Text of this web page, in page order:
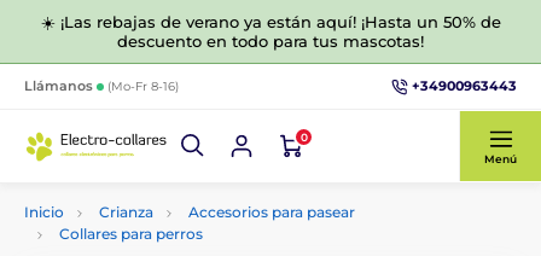
☀️ ¡Las rebajas de verano ya están aquí! ¡Hasta un 50% de
descuento en todo para tus mascotas!
Llámanos (Mo-Fr 8-16) +34900963443
0
Menú
Inicio Crianza
Accesorios para pasear
Collares para perros